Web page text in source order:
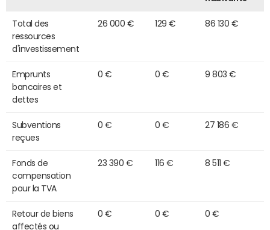
Total des
ressources
d'investissement
26 000 € 129 € 86 130 €
Emprunts
bancaires et
dettes
0 € 0 € 9 803 €
Subventions
reçues
0 € 0 € 27 186 €
Fonds de
compensation
pour la TVA
23 390 € 116 € 8 511 €
Retour de biens
affectés ou
0 € 0 € 0 €